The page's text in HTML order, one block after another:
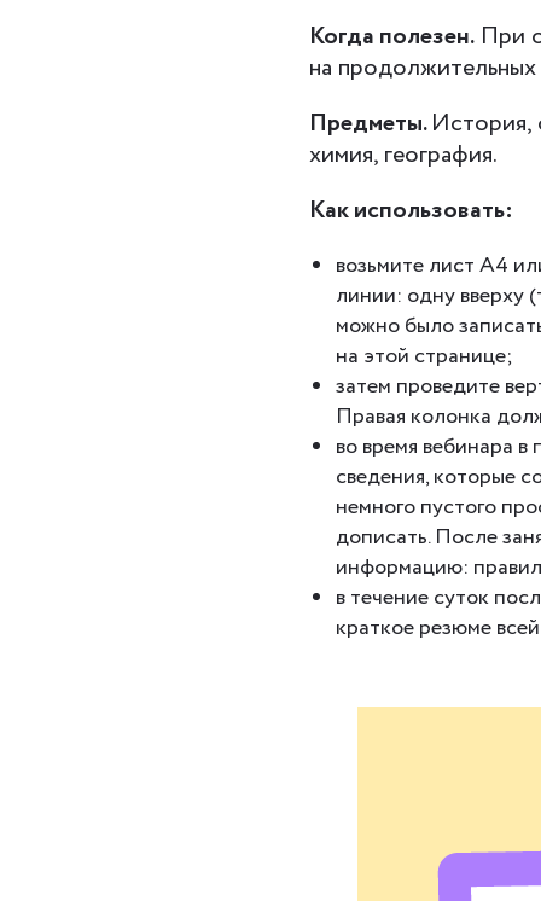
Когда полезен. При
на
Предметы.История,
химия, география.
Как использовать:
возьмите лист А4
линии: одну вверху
можно было
на этой странице;
затем проведите
Правая колонка
во время вебинара
сведения, которые
немного пустого
дописать. После
информацию:
в течение суток
краткое резюме